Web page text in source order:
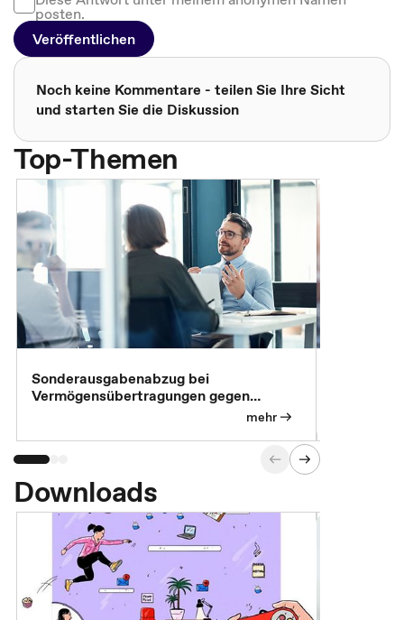
posten.
Veröffentlichen
Noch keine Kommentare - teilen Sie Ihre Sicht
und starten Sie die Diskussion
Top-Themen
Sonderausgabenabzug bei
Vermögensübertragungen gegen
mehr
Downloads